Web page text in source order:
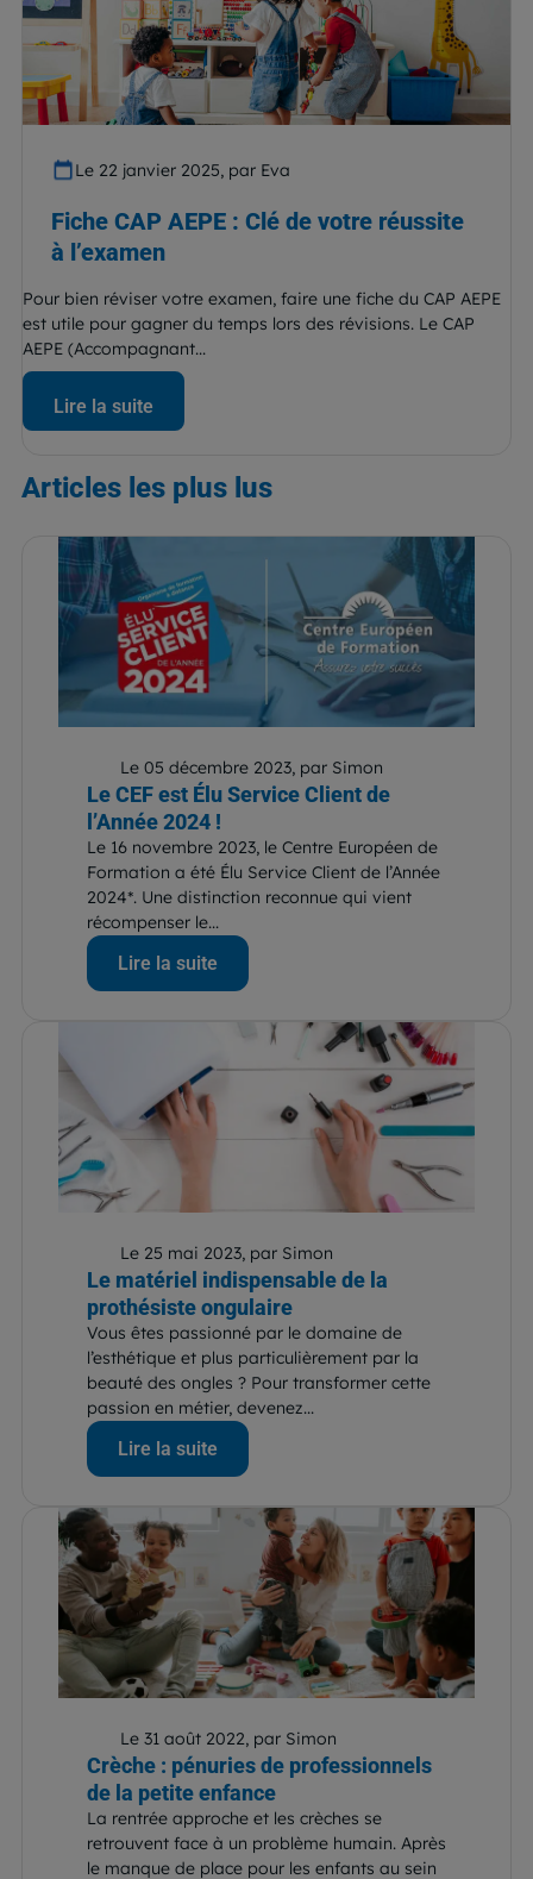
Le 22 janvier 2025, par Eva
Fiche CAP AEPE : Clé de votre réussite
à l’examen
Pour bien réviser votre examen, faire une fiche du CAP AEPE
est utile pour gagner du temps lors des révisions. Le CAP
AEPE (Accompagnant...
Lire la suite
Articles les plus lus
Le 05 décembre 2023, par Simon
Le CEF est Élu Service Client de
l’Année 2024 !
Le 16 novembre 2023, le Centre Européen de
Formation a été Élu Service Client de l’Année
2024*. Une distinction reconnue qui vient
récompenser le...
Lire la suite
Le 25 mai 2023, par Simon
Le matériel indispensable de la
prothésiste ongulaire
Vous êtes passionné par le domaine de
l’esthétique et plus particulièrement par la
beauté des ongles ? Pour transformer cette
passion en métier, devenez...
Lire la suite
Le 31 août 2022, par Simon
Crèche : pénuries de professionnels
de la petite enfance
La rentrée approche et les crèches se
retrouvent face à un problème humain. Après
le manque de place pour les enfants au sein